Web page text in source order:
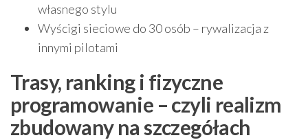
własnego stylu
Wyścigi sieciowe do 30 osób – rywalizacja z
innymi pilotami
Trasy, ranking i fizyczne
programowanie – czyli realizm
zbudowany na szczegółach